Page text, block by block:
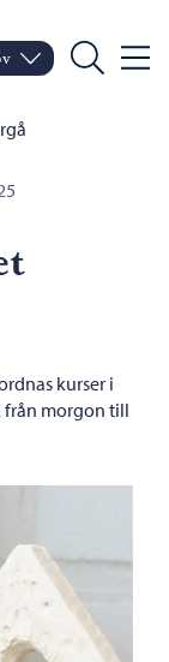
– Gå till
språk språk:
Sök Meny
kurser i
från morgon till